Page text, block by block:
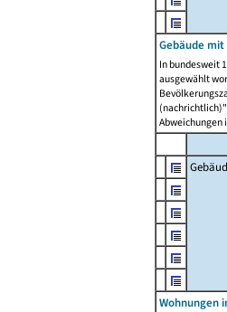
Gebäude mit
In bundesweit
ausgewählt
Abweichungen
Wohnungen